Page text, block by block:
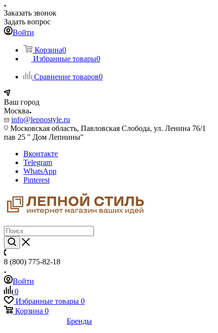
Заказать звонок
Задать вопрос
Войти
Корзина0
Избранные товары0
Сравнение товаров0
Ваш город
Москва
info@lepnostyle.ru
Московская область, Павловская Слобода, ул. Ленина 76/1
пав 25 " Дом Лепнины"
Вконтакте
Telegram
WhatsApp
Pinterest
8 (800) 775-82-18
Войти
0
Избранные товары 0
Корзина 0
Бренды